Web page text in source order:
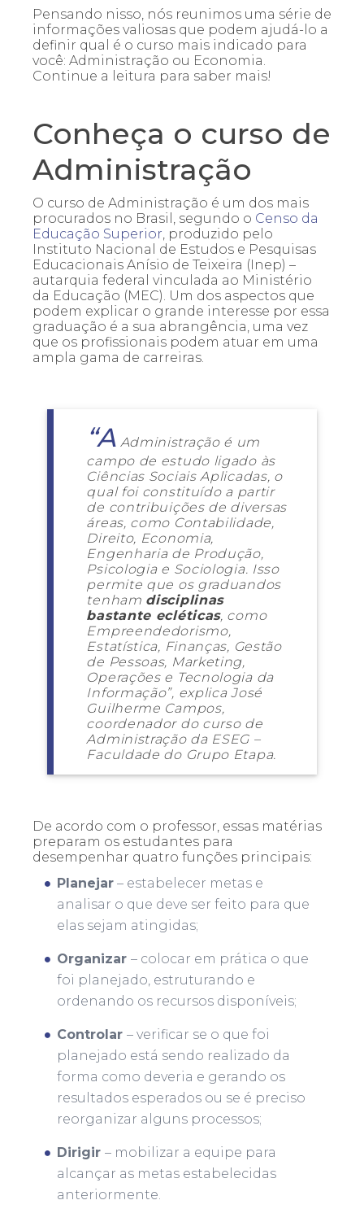
Pensando nisso, nós reunimos uma série de
informações valiosas que podem ajudá-lo a
definir qual é o curso mais indicado para
você: Administração ou Economia.
Continue a leitura para saber mais!
Conheça o curso de
Administração
O curso de Administração é um dos mais
procurados no Brasil, segundo o Censo da
Educação Superior, produzido pelo
Instituto Nacional de Estudos e Pesquisas
Educacionais Anísio de Teixeira (Inep) –
autarquia federal vinculada ao Ministério
da Educação (MEC). Um dos aspectos que
podem explicar o grande interesse por essa
graduação é a sua abrangência, uma vez
que os profissionais podem atuar em uma
ampla gama de carreiras.
“AAdministração é um
campo de estudo ligado às
Ciências Sociais Aplicadas, o
qual foi constituído a partir
de contribuições de diversas
áreas, como Contabilidade,
Direito, Economia,
Engenharia de Produção,
Psicologia e Sociologia. Isso
permite que os graduandos
tenham disciplinas
bastante ecléticas, como
Empreendedorismo,
Estatística, Finanças, Gestão
de Pessoas, Marketing,
Operações e Tecnologia da
Informação”, explica José
Guilherme Campos,
coordenador do curso de
Administração da ESEG –
Faculdade do Grupo Etapa.
De acordo com o professor, essas matérias
preparam os estudantes para
desempenhar quatro funções principais:
Planejar – estabelecer metas e
analisar o que deve ser feito para que
elas sejam atingidas;
Organizar – colocar em prática o que
foi planejado, estruturando e
ordenando os recursos disponíveis;
Controlar – verificar se o que foi
planejado está sendo realizado da
forma como deveria e gerando os
resultados esperados ou se é preciso
reorganizar alguns processos;
Dirigir – mobilizar a equipe para
alcançar as metas estabelecidas
anteriormente.